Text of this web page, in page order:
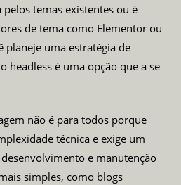
temas existentes ou é
de tema como Elementor ou
planeje uma estratégia de
headless é uma opção que a se
não é para todos porque
técnica e exige um
e manutenção
simples, como blogs